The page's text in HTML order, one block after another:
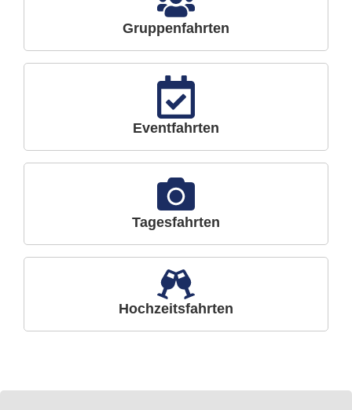
Gruppenfahrten
Eventfahrten
Tagesfahrten
Hochzeitsfahrten